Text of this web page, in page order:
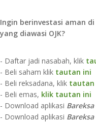
Ingin berinvestasi aman di
yang diawasi OJK?
- Daftar jadi nasabah, klik
- Beli saham klik tautan ini
- Beli reksadana, klik tautan
- Beli emas, klik tautan ini
- Download aplikasi Bareksa
- Download aplikasi Bareksa